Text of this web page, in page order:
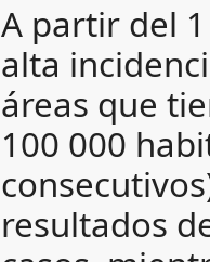
A partir del
alta
áreas que
100 000
resultados